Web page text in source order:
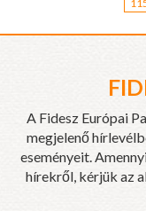
A Fidesz Európai
megjelenő
eseményeit.
hírekről, kérjük az